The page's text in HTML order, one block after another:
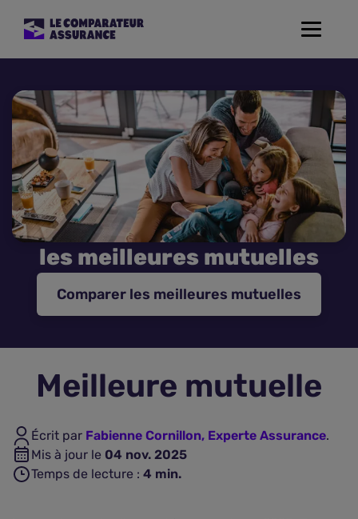
Toggle
Mutuelle Santé
Assurance Moto
Assurance Habitation
Assurance de prêt
Assurance Animaux
Assurance vie
Plus d'assurances
les meilleures mutuelles
Comparer les meilleures mutuelles
Meilleure mutuelle
Écrit par Fabienne Cornillon, Experte Assurance.
Mis à jour le 04 nov. 2025
Temps de lecture : 4 min.